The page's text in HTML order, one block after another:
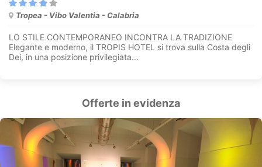
Tropea - Vibo Valentia - Calabria
LO STILE CONTEMPORANEO INCONTRA LA TRADIZIONE
Elegante e moderno, il TROPIS HOTEL si trova sulla Costa degli
Dei, in una posizione privilegiata...
Offerte in evidenza